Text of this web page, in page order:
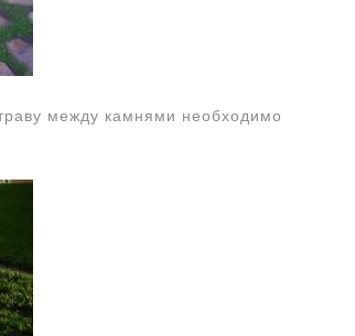
между камнями необходимо